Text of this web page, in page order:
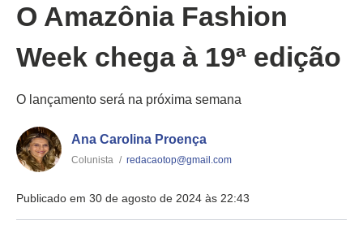
O Amazônia Fashion
Week chega à 19ª edição
O lançamento será na próxima semana
Ana Carolina Proença
Colunista / redacaotop@gmail.com
Publicado em 30 de agosto de 2024 às 22:43